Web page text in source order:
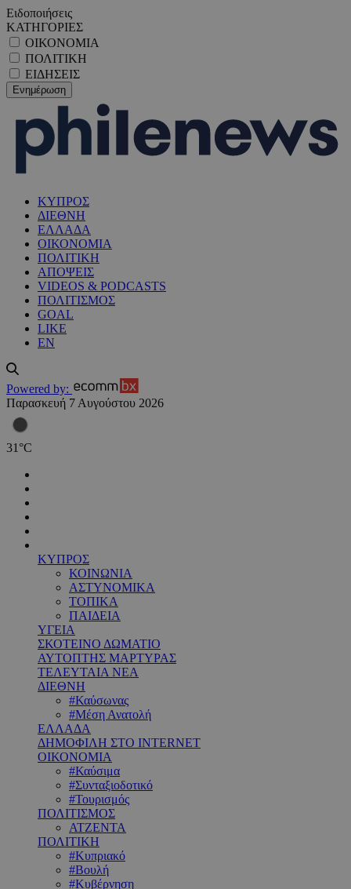
Ειδοποιήσεις
ΚΑΤΗΓΟΡΙΕΣ
ΟΙΚΟΝΟΜΙΑ
ΠΟΛΙΤΙΚΗ
ΕΙΔΗΣΕΙΣ
ΚΥΠΡΟΣ
ΔΙΕΘΝΗ
ΕΛΛΑΔΑ
ΟΙΚΟΝΟΜΙΑ
ΠΟΛΙΤΙΚΗ
ΑΠΟΨΕΙΣ
VIDEOS & PODCASTS
ΠΟΛΙΤΙΣΜΟΣ
GOAL
LIKE
EN
Powered by:
Παρασκευή 7 Αυγούστου 2026
31 °C
ΚΥΠΡΟΣ
ΚΟΙΝΩΝΙΑ
ΑΣΤΥΝΟΜΙΚΑ
ΤΟΠΙΚΑ
ΠΑΙΔΕΙΑ
ΥΓΕΙΑ
ΣΚΟΤΕΙΝΟ ΔΩΜΑΤΙΟ
ΑΥΤΟΠΤΗΣ ΜΑΡΤΥΡΑΣ
ΤΕΛΕΥΤΑΙΑ ΝΕΑ
ΔΙΕΘΝΗ
#Καύσωνας
#Μέση Ανατολή
ΕΛΛΑΔΑ
ΔΗΜΟΦΙΛΗ ΣΤΟ INTERNET
ΟΙΚΟΝΟΜΙΑ
#Καύσιμα
#Συνταξιοδοτικό
#Τουρισμός
ΠΟΛΙΤΙΣΜΟΣ
ΑΤΖΕΝΤΑ
ΠΟΛΙΤΙΚΗ
#Κυπριακό
#Βουλή
#Κυβέρνηση